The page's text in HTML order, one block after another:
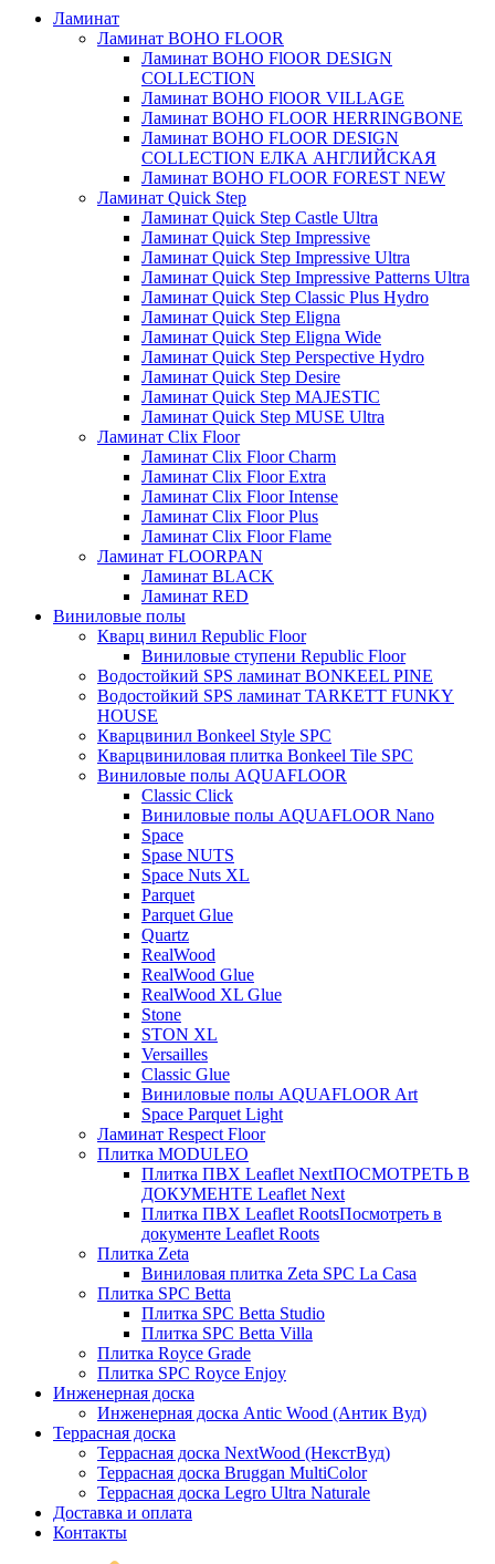
Ламинат
Ламинат BOHO FLOOR
Ламинат BOHO FlOOR DESIGN
COLLECTION
Ламинат BOHO FlOOR VILLAGE
Ламинат BOHO FLOOR HERRINGBONE
Ламинат BOHO FLOOR DESIGN
COLLECTION ЕЛКА АНГЛИЙСКАЯ
Ламинат BOHO FLOOR FOREST NEW
Ламинат Quick Step
Ламинат Quick Step Castle Ultra
Ламинат Quick Step Impressive
Ламинат Quick Step Impressive Ultra
Ламинат Quick Step Impressive Patterns Ultra
Ламинат Quick Step Classic Plus Hydro
Ламинат Quick Step Eligna
Ламинат Quick Step Eligna Wide
Ламинат Quick Step Perspective Hydro
Ламинат Quick Step Desire
Ламинат Quick Step MAJESTIC
Ламинат Quick Step MUSE Ultra
Ламинат Clix Floor
Ламинат Clix Floor Charm
Ламинат Clix Floor Extra
Ламинат Clix Floor Intense
Ламинат Clix Floor Plus
Ламинат Clix Floor Flame
Ламинат FLOORPAN
Ламинат BLACK
Ламинат RED
Виниловые полы
Кварц винил Republic Floor
Виниловые ступени Republic Floor
Водостойкий SPS ламинат BONKEEL PINE
Водостойкий SPS ламинат TARKETT FUNKY
HOUSE
Кварцвинил Bonkeel Style SPC
Кварцвиниловая плитка Bonkeel Tile SPC
Виниловые полы AQUAFLOOR
Classic Click
Виниловые полы AQUAFLOOR Nano
Space
Spase NUTS
Space Nuts XL
Parquet
Parquet Glue
Quartz
RealWood
RealWood Glue
RealWood XL Glue
Stone
STON XL
Versailles
Classic Glue
Виниловые полы AQUAFLOOR Art
Space Parquet Light
Ламинат Respect Floor
Плитка MODULEO
Плитка ПВХ Leaflet NextПОСМОТРЕТЬ В
ДОКУМЕНТЕ Leaflet Next
Плитка ПВХ Leaflet RootsПосмотреть в
документе Leaflet Roots
Плитка Zeta
Виниловая плитка Zeta SPC La Casa
Плитка SPC Betta
Плитка SPC Betta Studio
Плитка SPC Betta Villa
Плитка Royce Grade
Плитка SPC Royce Enjoy
Инженерная доска
Инженерная доска Antic Wood (Антик Вуд)
Террасная доска
Террасная доска NextWood (НекстВуд)
Террасная доска Bruggan MultiColor
Террасная доска Legro Ultra Naturale
Доставка и оплата
Контакты